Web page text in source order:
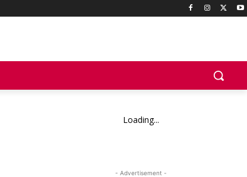
Loading...
- Advertisement -